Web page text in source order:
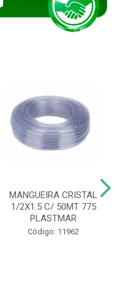
MANGUEIRA CRISTAL
1/2X1.5 C/ 50MT 775
PLASTMAR
Código: 11962